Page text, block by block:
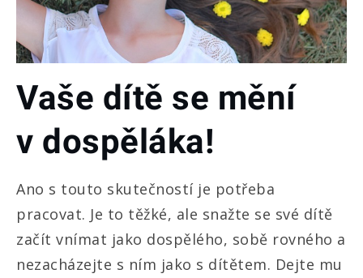
Vaše dítě se mění
v dospěláka!
Ano s touto skutečností je potřeba
pracovat. Je to těžké, ale snažte se své dítě
začít vnímat jako dospělého, sobě rovného a
nezacházejte s ním jako s dítětem. Dejte mu